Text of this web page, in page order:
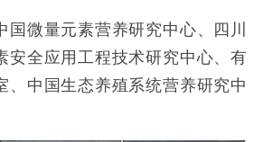
国微量元素营养研究中心、四川
安全应用工程技术研究中心、有
、中国生态养殖系统营养研究中